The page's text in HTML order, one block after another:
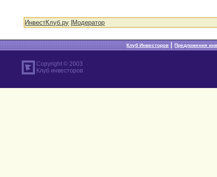
ИнвестКлуб.ру Модератор
Клуб Инвесторов|Предложения
Copyright © 2003
Клуб инвесторов